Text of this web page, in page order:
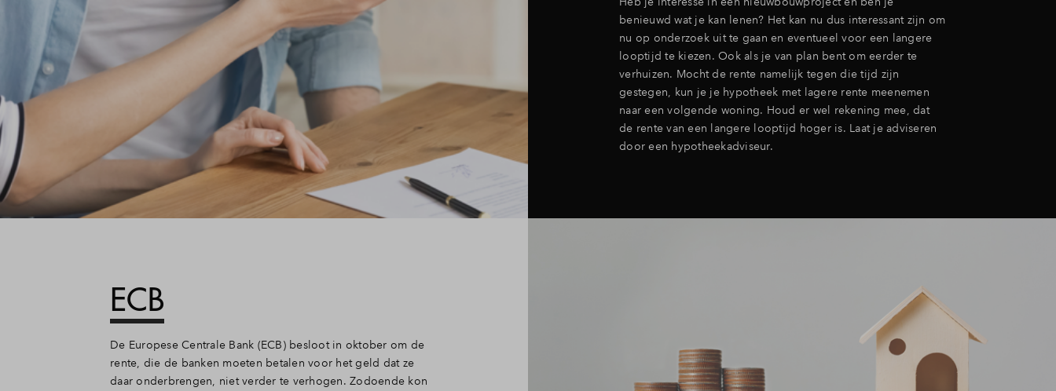
benieuwd wat je kan lenen? Het kan nu dus interessant zijn om
nu op onderzoek uit te gaan en eventueel voor een langere
looptijd te kiezen. Ook als je van plan bent om eerder te
verhuizen. Mocht de rente namelijk tegen die tijd zijn
gestegen, kun je je hypotheek met lagere rente meenemen
naar een volgende woning. Houd er wel rekening mee, dat
de rente van een langere looptijd hoger is. Laat je adviseren
door een hypotheekadviseur.
ECB
De Europese Centrale Bank (ECB) besloot in oktober om de
rente, die de banken moeten betalen voor het geld dat ze
daar onderbrengen, niet verder te verhogen. Zodoende kon